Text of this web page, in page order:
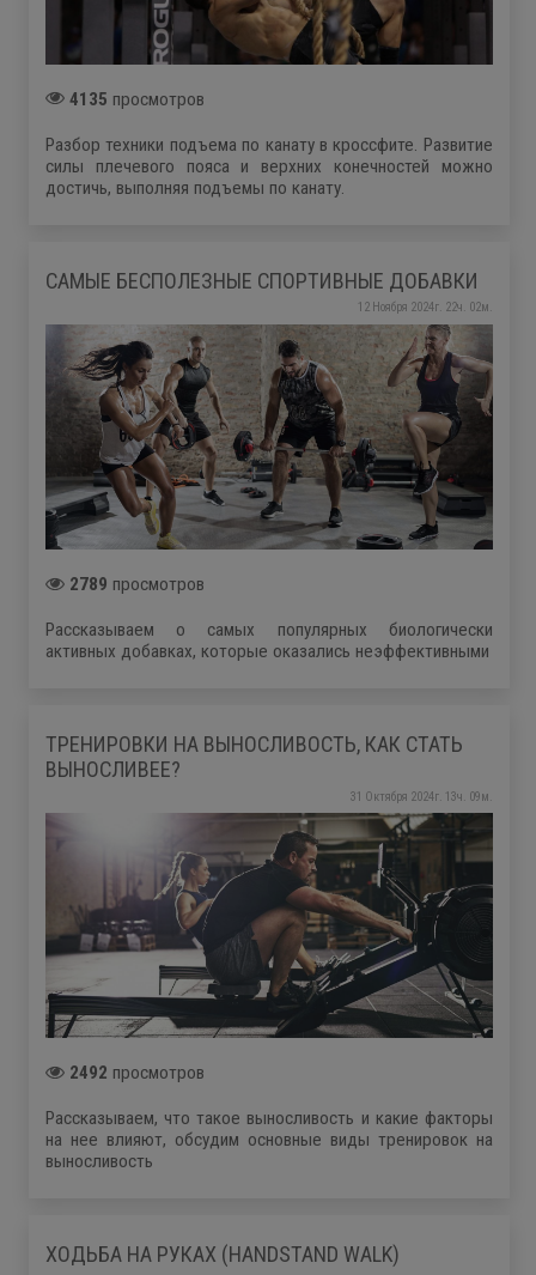
4135 просмотров
Разбор техники подъема по канату в кроссфите. Развитие
силы плечевого пояса и верхних конечностей можно
достичь, выполняя подъемы по канату.
САМЫЕ БЕСПОЛЕЗНЫЕ СПОРТИВНЫЕ ДОБАВКИ
12 Ноября 2024г. 22ч. 02м.
2789 просмотров
Рассказываем о самых популярных биологически
активных добавках, которые оказались неэффективными
ТРЕНИРОВКИ НА ВЫНОСЛИВОСТЬ, КАК СТАТЬ
ВЫНОСЛИВЕЕ?
31 Октября 2024г. 13ч. 09м.
2492 просмотров
Рассказываем, что такое выносливость и какие факторы
на нее влияют, обсудим основные виды тренировок на
выносливость
ХОДЬБА НА РУКАХ (HANDSTAND WALK)